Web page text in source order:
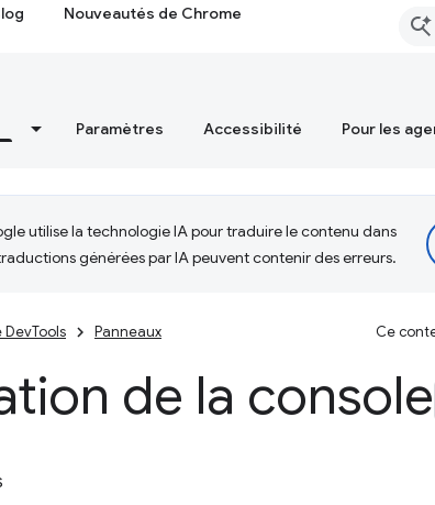
Nouveautés de Chrome
Paramètres Accessibilité Pour les
utilise la technologie IA pour traduire le contenu dans
générées par IA peuvent contenir des erreurs.
DevTools Panneaux Ce
de la console